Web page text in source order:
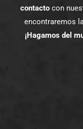
contactocon
encontraremos
¡Hagamos del